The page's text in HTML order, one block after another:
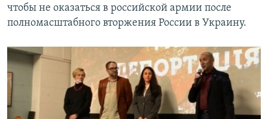
чтобы не оказаться в российской армии после
полномасштабного вторжения России в Украину.